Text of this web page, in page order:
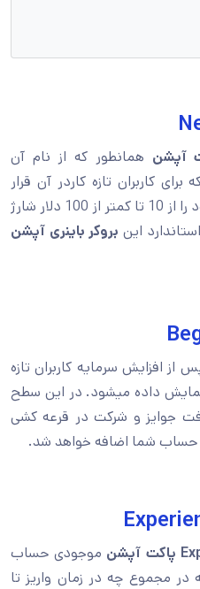
همانطور که از نام آن
کاربران تازه کاردر آن قرار
میگیرند. در صورتی که حساب خود را از 10 تا کمتر از 100 دلار شارژ
این بروکر باینری آپشن
از افزایش سرمایه کاربران تازه
بیشتر از 100 دلار نمایش داده میشود. در این سطح
جوایز و شرکت در قرعه کشی
حساب شما اضافه خواهد شد.
موجودی حساب
باشد چه در مجموع چه در زمان واریز تا